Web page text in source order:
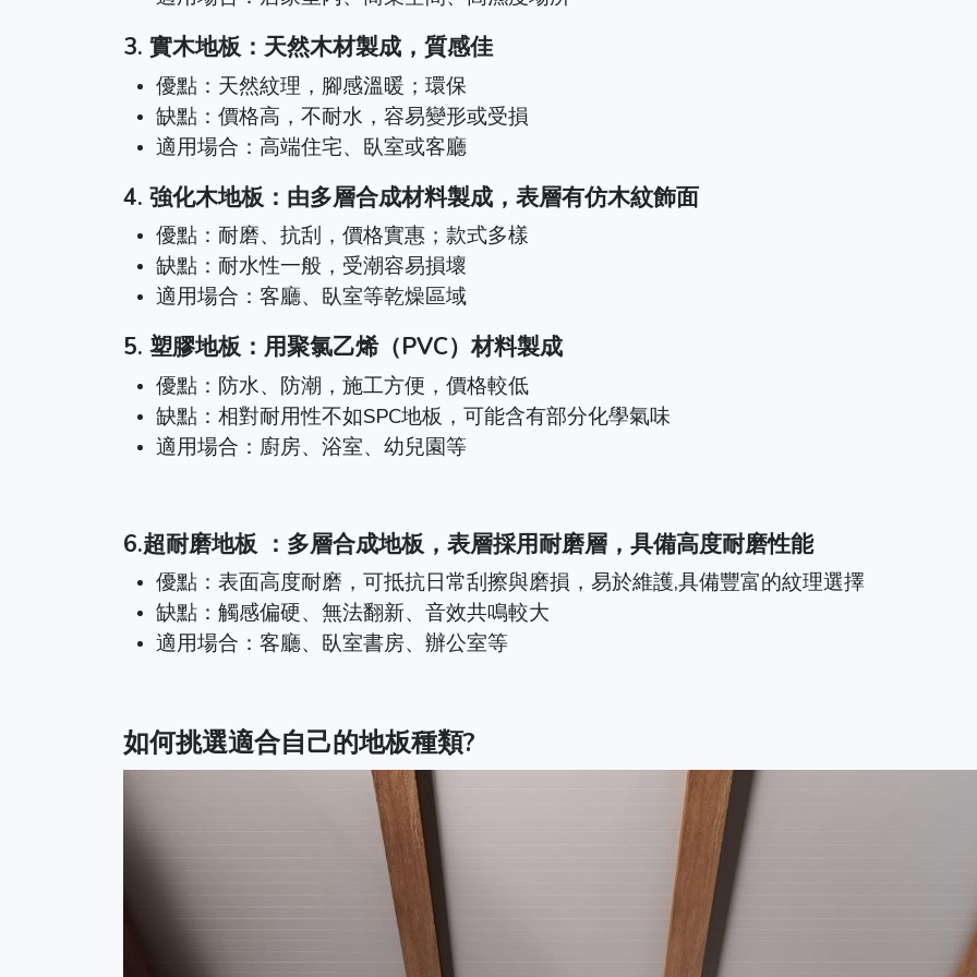
3. 實木地板：天然木材製成，質感佳
優點：天然紋理，腳感溫暖；環保
缺點：價格高，不耐水，容易變形或受損
適用場合：高端住宅、臥室或客廳
4. 強化木地板：由多層合成材料製成，表層有仿木紋飾面
優點：耐磨、抗刮，價格實惠；款式多樣
缺點：耐水性一般，受潮容易損壞
適用場合：客廳、臥室等乾燥區域
5. 塑膠地板：用聚氯乙烯（PVC）材料製成
優點：防水、防潮，施工方便，價格較低
缺點：相對耐用性不如SPC地板，可能含有部分化學氣味
適用場合：廚房、浴室、幼兒園等
6.超耐磨地板 ：多層合成地板，表層採用耐磨層，具備高度耐磨性能
優點：表面高度耐磨，可抵抗日常刮擦與磨損，易於維護,具備豐富的紋理選擇
缺點：觸感偏硬、無法翻新、音效共鳴較大
適用場合：客廳、臥室書房、辦公室等
如何挑選適合自己的地板種類?